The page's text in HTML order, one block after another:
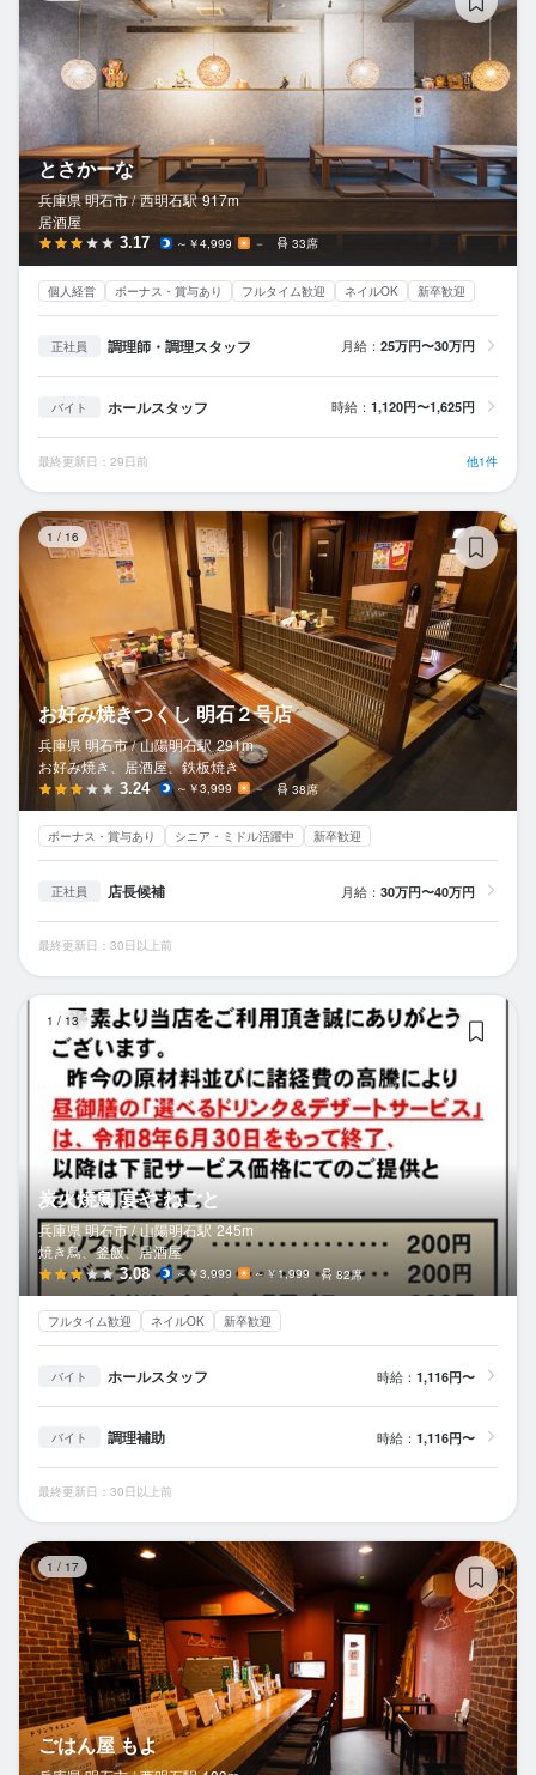
とさかーな
兵庫県 明石市 / 西明石駅 917m
居酒屋
3.17 ～￥4,999 － 33席
個人経営 ボーナス・賞与あり フルタイム歓迎 ネイルOK 新卒歓迎
正社員 調理師・調理スタッフ 月給： 25万円〜30万円
バイト ホールスタッフ 時給： 1,120円〜1,625円
最終更新日：29日前 他1件
1 / 16
お好み焼きつくし 明石２号店
兵庫県 明石市 / 山陽明石駅 291m
お好み焼き、居酒屋、鉄板焼き
3.24 ～￥3,999 － 38席
ボーナス・賞与あり シニア・ミドル活躍中 新卒歓迎
正社員 店長候補 月給： 30万円〜40万円
最終更新日：30日以上前
1 / 13
炭火焼鳥 宴や ねごと
兵庫県 明石市 / 山陽明石駅 245m
焼き鳥、釜飯、居酒屋
3.08 ～￥3,999 ～￥1,999 82席
フルタイム歓迎 ネイルOK 新卒歓迎
バイト ホールスタッフ 時給： 1,116円〜
バイト 調理補助 時給： 1,116円〜
最終更新日：30日以上前
1 / 17
ごはん屋 もよ